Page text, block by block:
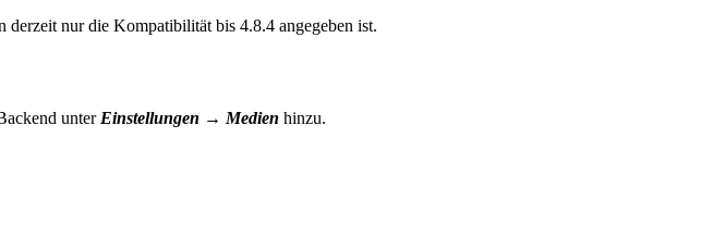
nur die Kompatibilität bis 4.8.4 angegeben ist.
unter Einstellungen → Medien hinzu.